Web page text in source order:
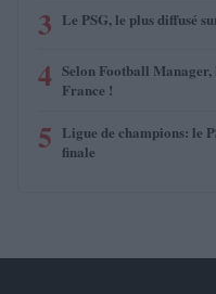
3 Le PSG, le plus diffusé
4 Selon Football Manager,
France !
5 Ligue de champions: le
finale